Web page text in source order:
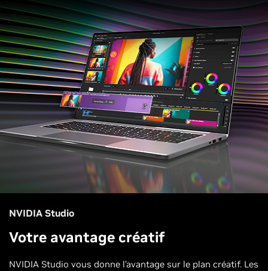
NVIDIA Studio
Votre avantage créatif
NVIDIA Studio vous donne l’avantage sur le plan créatif. Les